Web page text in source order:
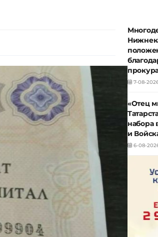
7-08-
«Отец
набора
и
6-08-